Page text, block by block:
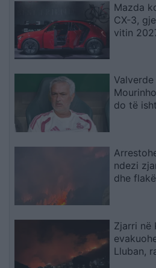
Mazda
CX-3,
vitin
do të
ndezi
dhe
Zjarri në
Lluban,